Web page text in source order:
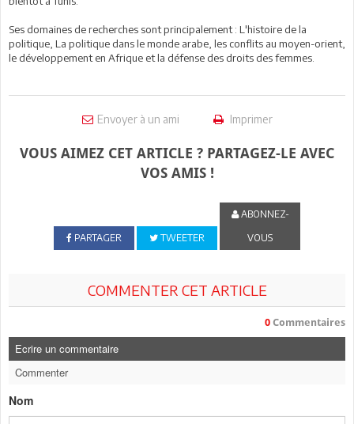
Ses domaines de recherches sont principalement : L'histoire de la
politique, La politique dans le monde arabe, les conflits au moyen-orient,
le développement en Afrique et la défense des droits des femmes.
Envoyer à un ami Imprimer
VOUS AIMEZ CET ARTICLE ? PARTAGEZ-LE AVEC
VOS AMIS !
PARTAGER TWEETER
ABONNEZ-
VOUS
COMMENTER CET ARTICLE
0 Commentaires
Ecrire un commentaire
Commenter
Nom